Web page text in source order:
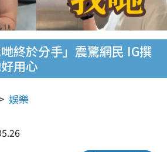
終於分手」震驚網民 IG撰
用心
娛樂